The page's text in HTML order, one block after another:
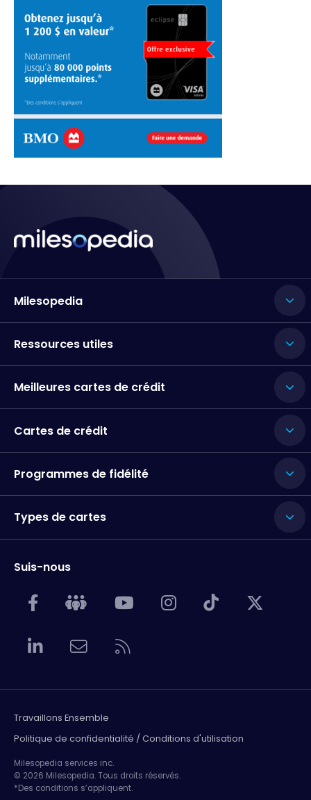
Milesopedia
Ressources utiles
Meilleures cartes de crédit
Cartes de crédit
Programmes de fidélité
Types de cartes
Suis-nous
Travaillons Ensemble
Politique de confidentialité / Conditions d'utilisation
Milesopedia services inc.
© 2026 Milesopedia. Tous droits réservés.
*Des conditions s’appliquent.